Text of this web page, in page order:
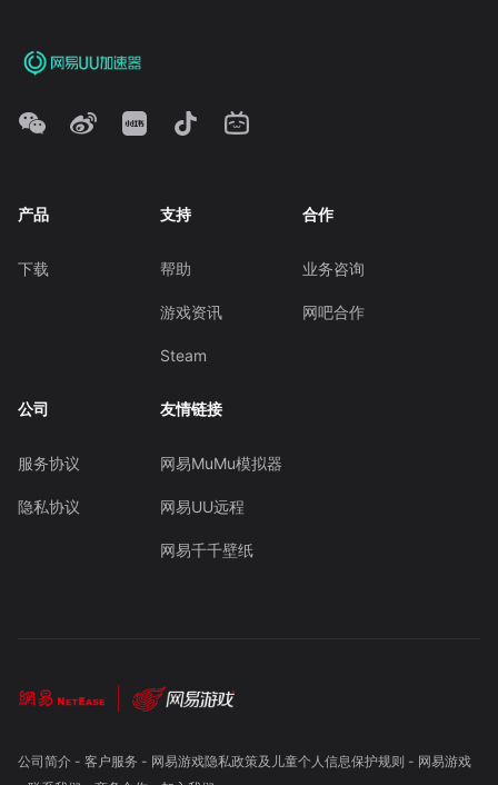
产品
下载
支持
帮助
游戏资讯
Steam
合作
业务咨询
网吧合作
公司
服务协议
隐私协议
友情链接
网易MuMu模拟器
网易UU远程
网易千千壁纸
公司简介- 客户服务 - 网易游戏隐私政策及儿童个人信息保护规则 - 网易游戏